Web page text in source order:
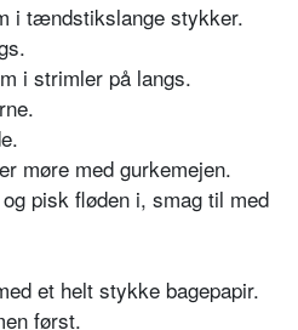
i tændstikslange stykker.
i strimler på langs.
møre med gurkemejen.
pisk fløden i, smag til med
et helt stykke bagepapir.
først.